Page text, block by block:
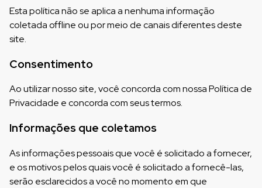
Esta política não se aplica a nenhuma informação
coletada offline ou por meio de canais diferentes deste
site.
Consentimento
Ao utilizar nosso site, você concorda com nossa Política de
Privacidade e concorda com seus termos.
Informações que coletamos
As informações pessoais que você é solicitado a fornecer,
e os motivos pelos quais você é solicitado a fornecê-las,
serão esclarecidos a você no momento em que